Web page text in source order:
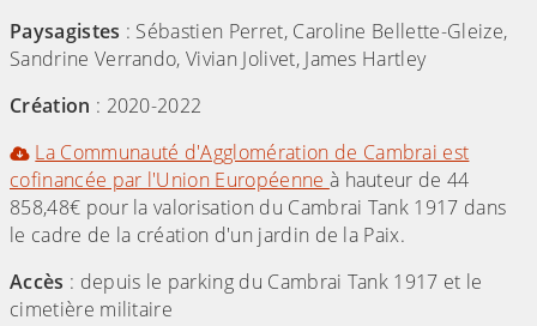
Paysagistes : Sébastien Perret, Caroline Bellette-Gleize,
Sandrine Verrando, Vivian Jolivet, James Hartley
Création : 2020-2022
La Communauté d'Agglomération de Cambrai est
cofinancée par l'Union Européenne à hauteur de 44
858,48€ pour la valorisation du Cambrai Tank 1917 dans
le cadre de la création d'un jardin de la Paix.
Accès : depuis le parking du Cambrai Tank 1917 et le
cimetière militaire